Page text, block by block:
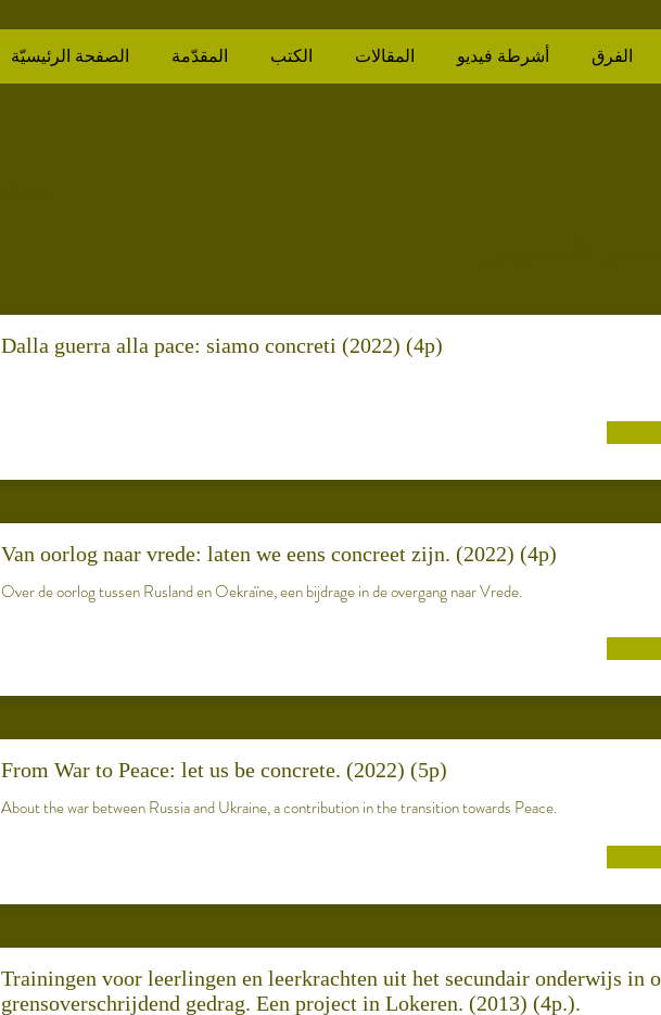
الصفحة الرئيسيّة المقدّمة الكتب المقالات أشرطة فيديو الفرق
Dalla guerra alla pace: siamo concreti (2022) (4p)
Van oorlog naar vrede: laten we eens concreet zijn. (2022) (4p)
Over de oorlog tussen Rusland en Oekraïne, een bijdrage in de overgang naar Vrede.
From War to Peace: let us be concrete. (2022) (5p)
About the war between Russia and Ukraine, a contribution in the transition towards Peace.
Trainingen voor leerlingen en leerkrachten uit het secundair onderwijs in
grensoverschrijdend gedrag. Een project in Lokeren. (2013) (4p.).